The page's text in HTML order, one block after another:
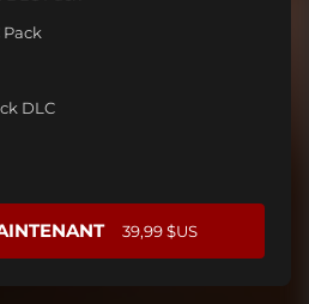
DLC
39,99 $US